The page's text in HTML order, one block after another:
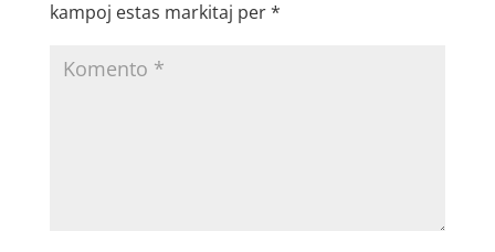
kampoj estas markitaj per*